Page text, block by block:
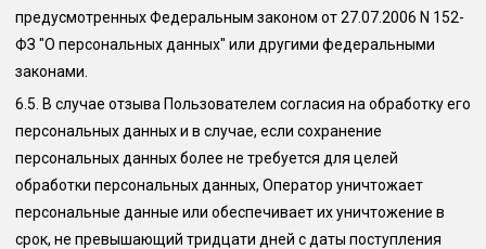
предусмотренных Федеральным законом от 27.07.2006 N 152-
ФЗ "О персональных данных" или другими федеральными
законами.
6.5. В случае отзыва Пользователем согласия на обработку его
персональных данных и в случае, если сохранение
персональных данных более не требуется для целей
обработки персональных данных, Оператор уничтожает
персональные данные или обеспечивает их уничтожение в
срок, не превышающий тридцати дней с даты поступления